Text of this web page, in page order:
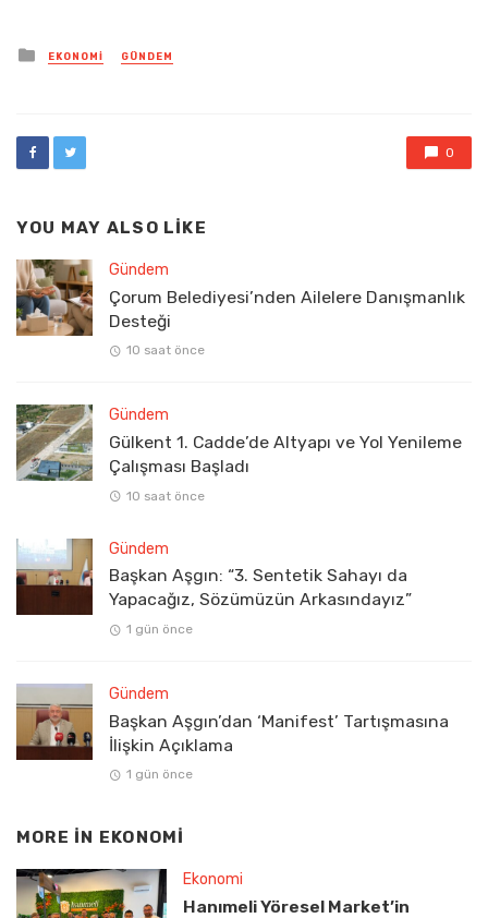
Posted
in
EKONOMI GÜNDEM
0
YOU MAY ALSO LIKE
Gündem
Çorum Belediyesi’nden Ailelere Danışmanlık
Desteği
10 saat önce
Gündem
Gülkent 1. Cadde’de Altyapı ve Yol Yenileme
Çalışması Başladı
10 saat önce
Gündem
Başkan Aşgın: “3. Sentetik Sahayı da
Yapacağız, Sözümüzün Arkasındayız”
1 gün önce
Gündem
Başkan Aşgın’dan ‘Manifest’ Tartışmasına
İlişkin Açıklama
1 gün önce
MORE IN EKONOMI
Ekonomi
Hanımeli Yöresel Market’in